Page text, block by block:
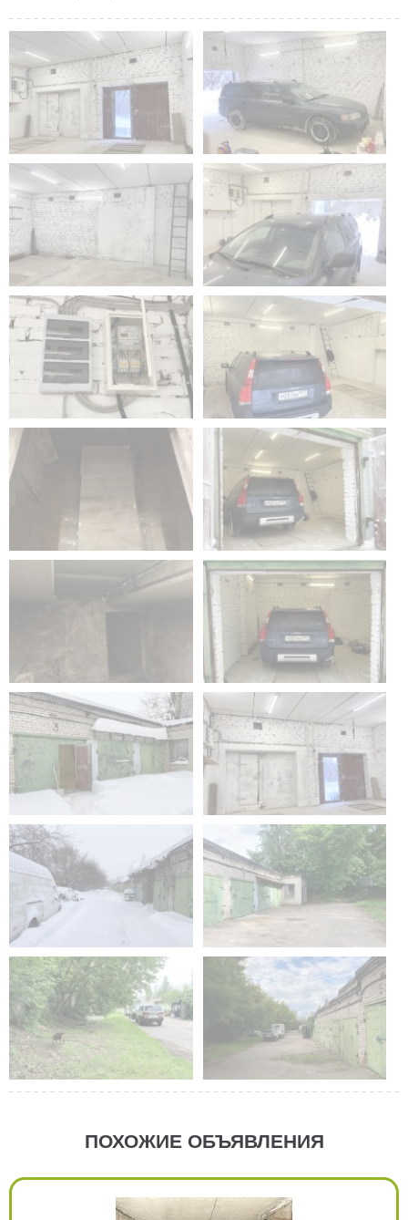
ПОХОЖИЕ ОБЪЯВЛЕНИЯ